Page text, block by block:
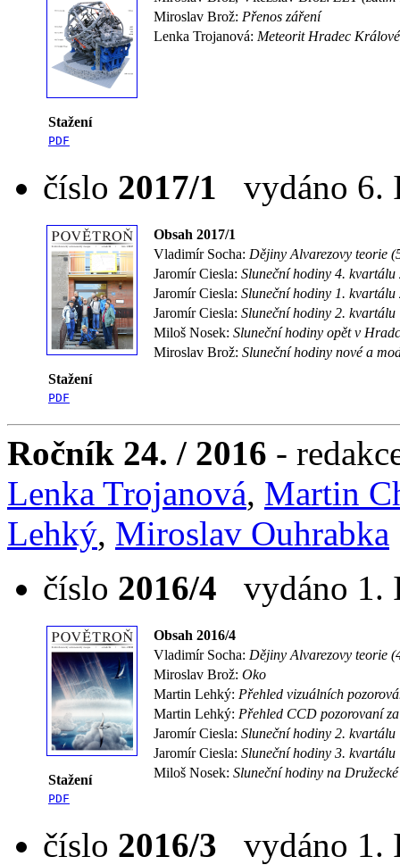
Stažení
PDF
Miroslav Brož: Přenos záření
Lenka Trojanová: Meteorit Hradec
číslo 2017/1 vydáno 6.
Stažení
PDF
Obsah 2017/1
Vladimír Socha: Dějiny Alvarezovy teorie
Jaromír Ciesla: Sluneční hodiny 4. kvartálu
Jaromír Ciesla: Sluneční hodiny 1. kvartálu
Jaromír Ciesla: Sluneční hodiny 2. kvartálu
Miloš Nosek: Sluneční hodiny opět v
Miroslav Brož: Sluneční hodiny nové a
Ročník 24. / 2016 -
Lenka Trojanová, Martin
Lehký, Miroslav Ouhrabka
číslo 2016/4 vydáno 1.
Stažení
PDF
Obsah 2016/4
Vladimír Socha: Dějiny Alvarezovy teorie
Miroslav Brož: Oko
Martin Lehký: Přehled vizuálních
Martin Lehký: Přehled CCD pozorovaní
Jaromír Ciesla: Sluneční hodiny 2. kvartálu
Jaromír Ciesla: Sluneční hodiny 3. kvartálu
Miloš Nosek: Sluneční hodiny na
číslo 2016/3 vydáno 1.